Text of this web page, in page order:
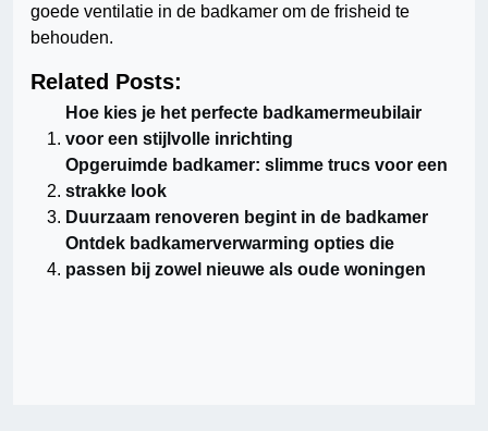
goede ventilatie in de badkamer om de frisheid te
behouden.
Related Posts:
Hoe kies je het perfecte badkamermeubilair
voor een stijlvolle inrichting
Opgeruimde badkamer: slimme trucs voor een
strakke look
Duurzaam renoveren begint in de badkamer
Ontdek badkamerverwarming opties die
passen bij zowel nieuwe als oude woningen